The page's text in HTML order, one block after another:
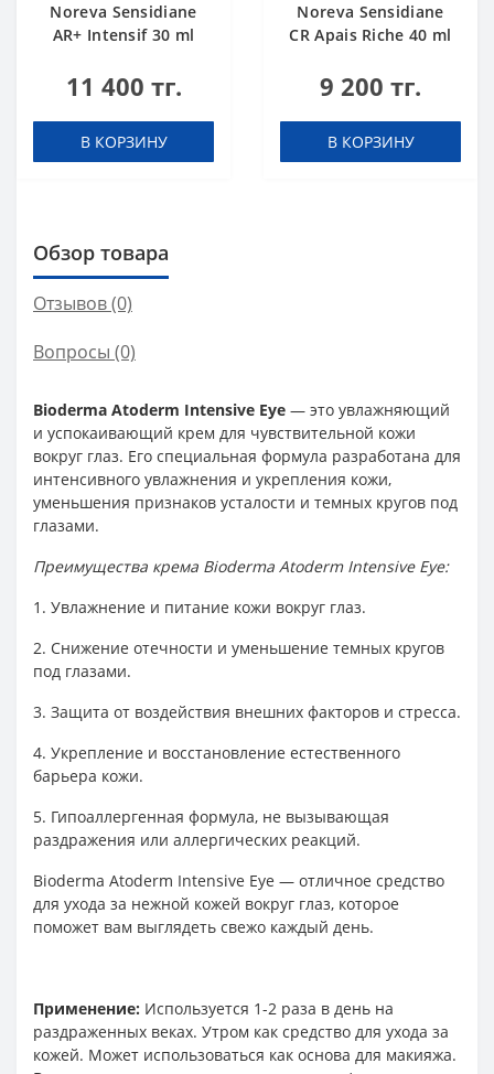
Noreva Sensidiane
AR+ Intensif 30 ml
11 400 тг.
В КОРЗИНУ
Noreva Sensidiane
CR Apais Riche 40 ml
9 200 тг.
В КОРЗИНУ
Обзор товара
Отзывов (0)
Вопросы (0)
Bioderma Atoderm Intensive Eye — это увлажняющий
и успокаивающий крем для чувствительной кожи
вокруг глаз. Его специальная формула разработана для
интенсивного увлажнения и укрепления кожи,
уменьшения признаков усталости и темных кругов под
глазами.
Преимущества крема Bioderma Atoderm Intensive Eye:
1. Увлажнение и питание кожи вокруг глаз.
2. Снижение отечности и уменьшение темных кругов
под глазами.
3. Защита от воздействия внешних факторов и стресса.
4. Укрепление и восстановление естественного
барьера кожи.
5. Гипоаллергенная формула, не вызывающая
раздражения или аллергических реакций.
Bioderma Atoderm Intensive Eye — отличное средство
для ухода за нежной кожей вокруг глаз, которое
поможет вам выглядеть свежо каждый день.
Применение: Используется 1-2 раза в день на
раздраженных веках. Утром как средство для ухода за
кожей. Может использоваться как основа для макияжа.